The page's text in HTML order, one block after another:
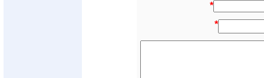
*
*